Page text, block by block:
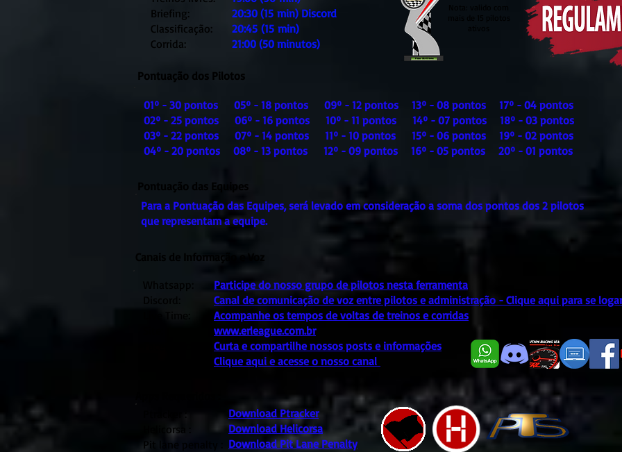
Pontuação dos Pilotos
01º - 30 pontos 05º - 18 pontos 09º - 12 pontos 13º - 08 pontos 17º - 04 pontos
02º - 25 pontos 06º - 16 pontos 10º - 11 pontos 14º - 07 pontos 18º - 03 pontos
03º - 22 pontos 07º - 14 pontos 11º - 10 pontos 15º - 06 pontos 19º - 02 pontos
04º - 20 pontos 08º - 13 pontos 12º - 09 pontos 16º - 05 pontos 20º - 01 pontos
Pontuação das Equipes
Para a Pontuação das Equipes, será levado em consideração a soma dos pontos dos 2 pilotos
que representam a equipe.
Canais de Informação e Voz
Helicorsa :
Pit lane penalty :
Download Ptracker
Download Helicorsa
Download Pit Lane Penalty
Participe do nosso grupo de pilotos nesta ferramenta
Canal de comunicação de voz entre pilotos e administração - Clique aqui para se logar
Acompanhe os tempos de voltas de treinos e corridas
www.erleague.com.br
Curta e compartilhe nossos posts e informações
Clique aqui e acesse o nosso canal
Briefing:
Classificação:
Corrida:
20:30 (15 min) Discord
20:45 (15 min)
21:00 (50 minutos)